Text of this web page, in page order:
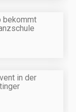
bekommt
in der